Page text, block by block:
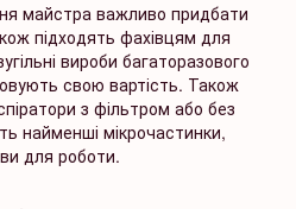
майстра важливо придбати
підходять фахівцям для
вироби багаторазового
свою вартість. Також
з фільтром або без
найменші мікрочастинки,
для роботи.